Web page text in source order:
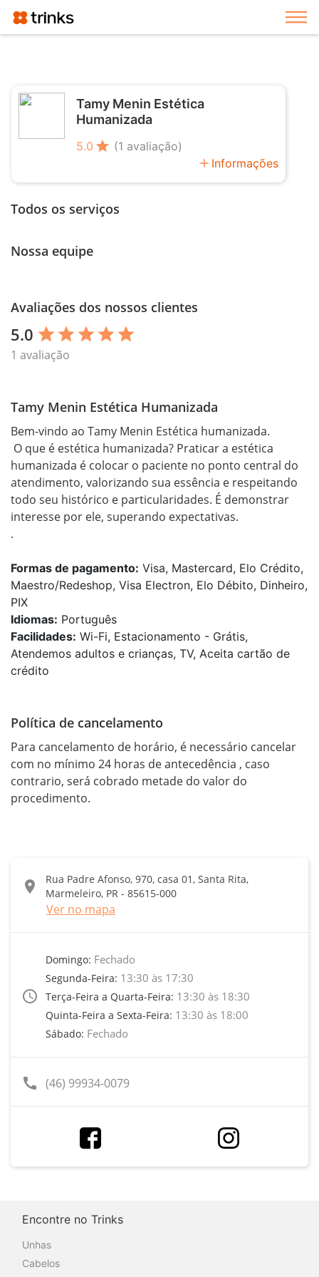
Tamy Menin Estética
Humanizada
5.0 star (1 avaliação)
add Informações
Todos os serviços
Nossa equipe
Avaliações dos nossos clientes
5.0 star star star star star
1 avaliação
Tamy Menin Estética Humanizada
Bem-vindo ao Tamy Menin Estética humanizada.
humanizada é colocar o paciente no ponto central do
atendimento, valorizando sua essência e respeitando
todo seu histórico e particularidades. É demonstrar
interesse por ele, superando expectativas.
.
Formas de pagamento: Visa, Mastercard, Elo Crédito,
Maestro/Redeshop, Visa Electron, Elo Débito, Dinheiro,
PIX
Idiomas: Português
Facilidades: Wi-Fi, Estacionamento - Grátis,
Atendemos adultos e crianças, TV, Aceita cartão de
crédito
Política de cancelamento
Para cancelamento de horário, é necessário cancelar
com no mínimo 24 horas de antecedência , caso
contrario, será cobrado metade do valor do
procedimento.
location_on
Rua Padre Afonso, 970, casa 01, Santa Rita,
Marmeleiro, PR - 85615-000
Ver no mapa
access_time
Domingo: Fechado
Segunda-Feira: 13:30 às 17:30
Terça-Feira a Quarta-Feira: 13:30 às 18:30
Quinta-Feira a Sexta-Feira: 13:30 às 18:00
Sábado: Fechado
call (46) 99934-0079
Encontre no Trinks
Unhas
Cabelos